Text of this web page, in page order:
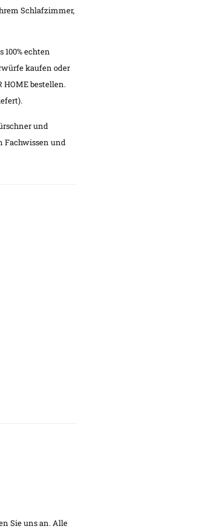
Schlafzimmer,
echten
kaufen oder
bestellen.
und
Fachwissen und
Sie uns an. Alle